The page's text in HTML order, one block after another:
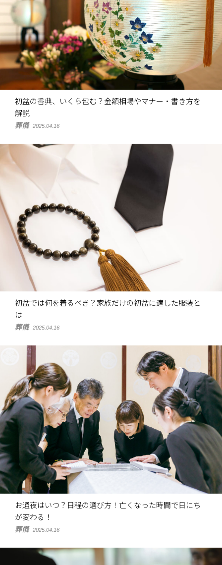
初盆の香典、いくら包む？金額相場やマナー・書き方を
解説
葬儀 2025.04.16
初盆では何を着るべき？家族だけの初盆に適した服装と
は
葬儀 2025.04.16
お通夜はいつ？日程の選び方！亡くなった時間で日にち
が変わる！
葬儀 2025.04.16